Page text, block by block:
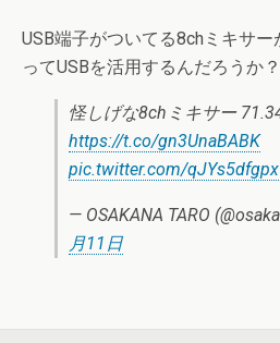
USB端子がついてる8chミキサ
ってUSBを活用するんだろうか？
怪しげな8chミキサー
https://t.co/gn3UnaBABK
pic.twitter.com/qJYs5dfgpx
— OSAKANA TARO
月11日